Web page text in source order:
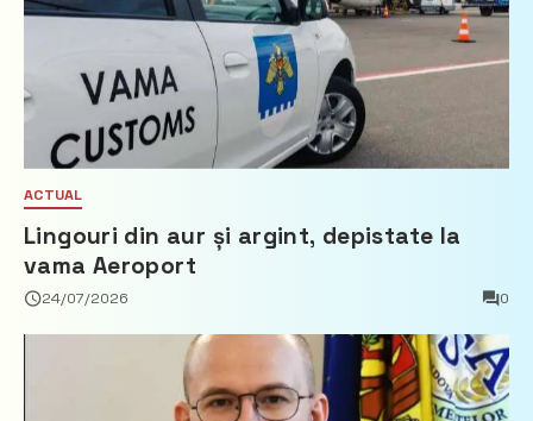
ACTUAL
Lingouri din aur și argint, depistate la
vama Aeroport
24/07/2026 0